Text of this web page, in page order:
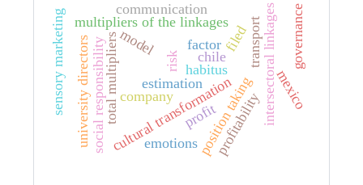
filed
habitus
cultural transformation
position takingintersectoral linkages
multipliers of the linkages
total multipliers estimation
model
profit
risk
company
communication
chile
mexico
social responsibility factor
profitability
university directors transport
emotions
sensory marketing governance